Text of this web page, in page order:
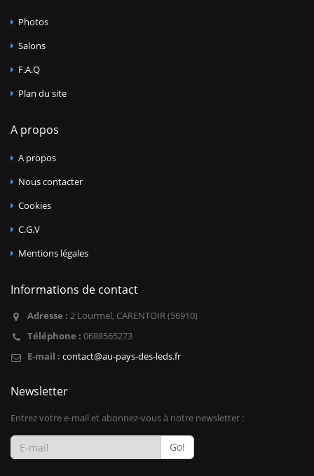
Photos
Salons
F.A.Q
Plan du site
A propos
A propos
Nous contacter
Cookies
C.G.V
Mentions légales
Informations de contact
Adresse : 2 Lourmel, CARENTOIR (56910)
Téléphone : 0688565273
E-mail : contact@au-pays-des-leds.fr
Newsletter
Entrez votre e-mail et abonnez-vous à notre newsletter :
Go!